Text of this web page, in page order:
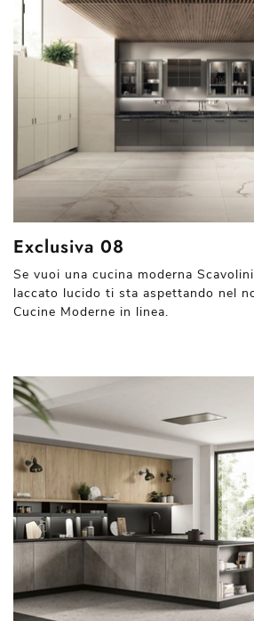
Exclusiva 08
Se vuoi una cucina moderna
laccato lucido ti sta aspettando nel
Cucine Moderne in linea.